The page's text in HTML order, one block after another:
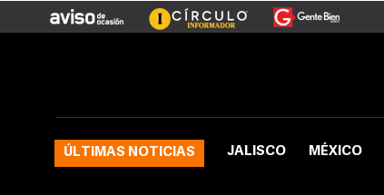
ÚLTIMAS NOTICIAS JALISCO MÉXICO